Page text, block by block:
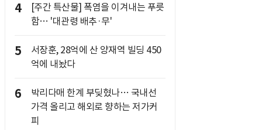
4
[주간 특산물] 폭염을 이겨내는 푸릇
함… '대관령 배추·무'
5
서장훈, 28억에 산 양재역 빌딩 450
억에 내놨다
6
박리다매 한계 부딪혔나… 국내선
가격 올리고 해외로 향하는 저가커
피